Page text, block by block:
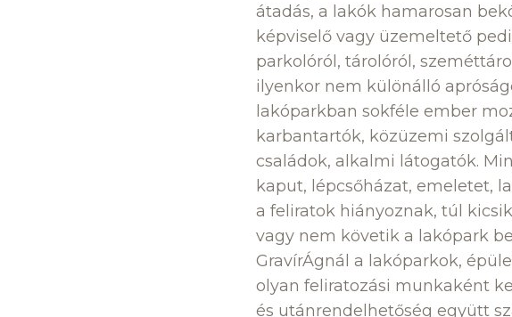
átadás, a lakók hamarosan
képviselő vagy üzemeltető
parkolóról, tárolóról,
ilyenkor nem különálló
lakóparkban sokféle ember
karbantartók, közüzemi
családok, alkalmi látogatók.
kaput, lépcsőházat, emeletet,
a feliratok hiányoznak, túl
vagy nem követik a lakópark
GravírÁgnál a lakóparkok,
olyan feliratozási munkaként
és utánrendelhetőség együtt